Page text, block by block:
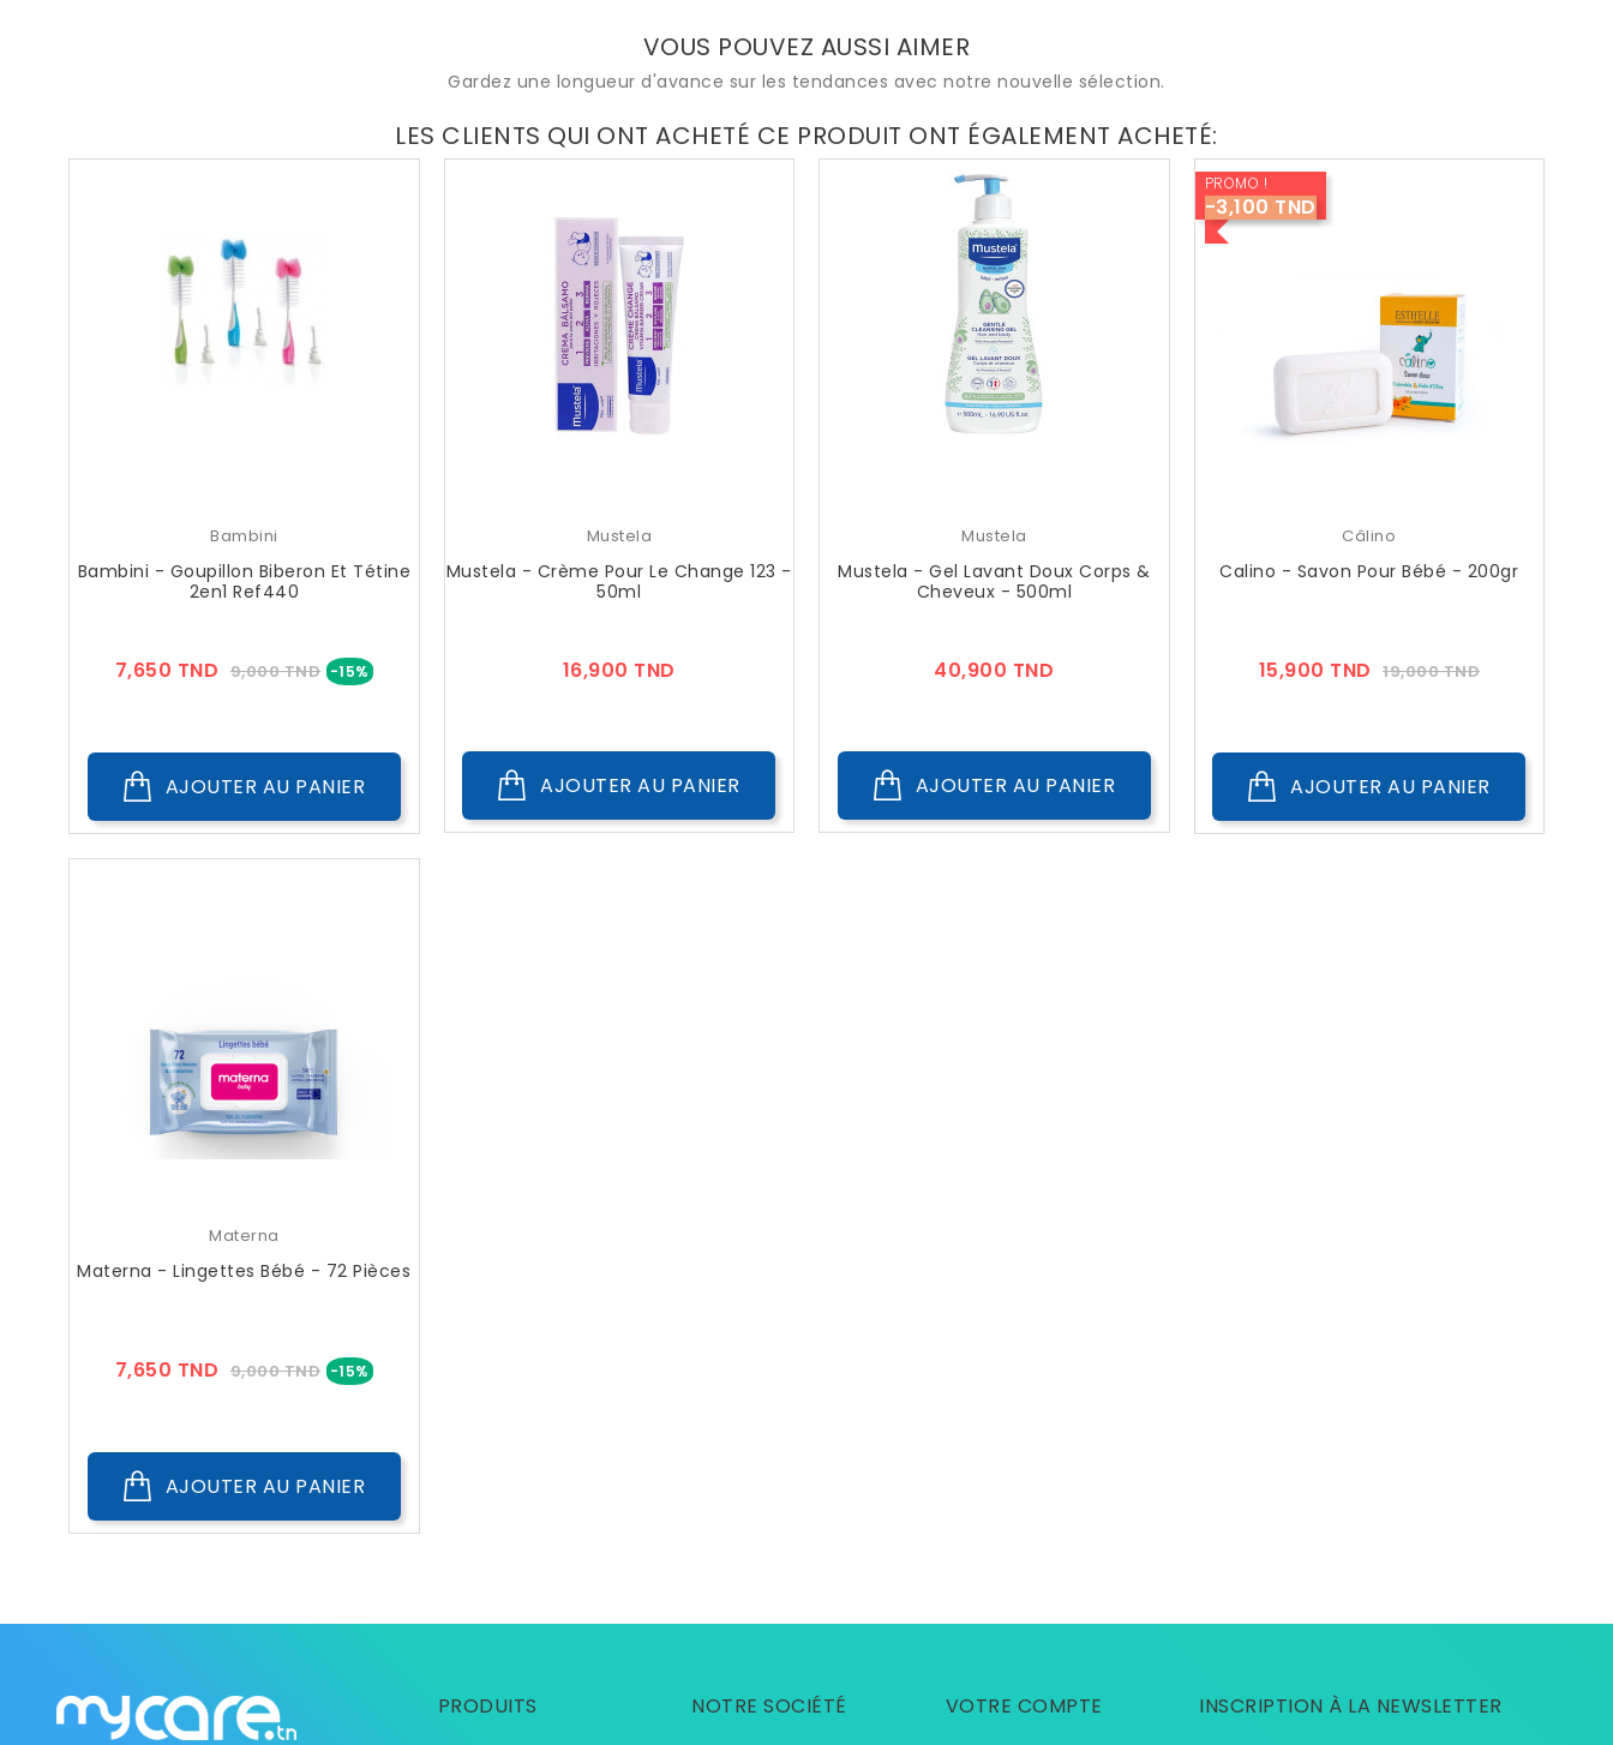
VOUS POUVEZ AUSSI AIMER
Gardez une longueur d'avance sur les tendances avec notre nouvelle sélection.
LES CLIENTS QUI ONT ACHETÉ CE PRODUIT ONT ÉGALEMENT ACHETÉ:
Bambini
Bambini - Goupillon Biberon Et Tétine
2en1 Ref440
7,650 TND Prix
9,000 TND -15% Prix
AJOUTER AU PANIER
Mustela
Mustela - Crème Pour Le Change 123 -
50ml
16,900 TND
AJOUTER AU PANIER
Mustela
Mustela - Gel Lavant Doux Corps &
Cheveux - 500ml
40,900 TND
AJOUTER AU PANIER
PROMO !
-3,100 TND
Câlino
Calino - Savon Pour Bébé - 200gr
15,900 TND Prix
19,000 TNDPrix
AJOUTER AU PANIER
Materna
Materna - Lingettes Bébé - 72 Pièces
7,650 TND Prix
9,000 TND -15% Prix
AJOUTER AU PANIER
PRODUITS NOTRE SOCIÉTÉ VOTRE COMPTE INSCRIPTION À LA NEWSLETTER